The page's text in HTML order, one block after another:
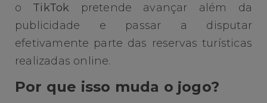
o TikTok pretende avançar além da
publicidade e passar a disputar
efetivamente parte das reservas turísticas
realizadas online.
Por que isso muda o jogo?